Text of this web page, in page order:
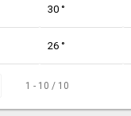
30 °
26 °
1 - 10 / 10